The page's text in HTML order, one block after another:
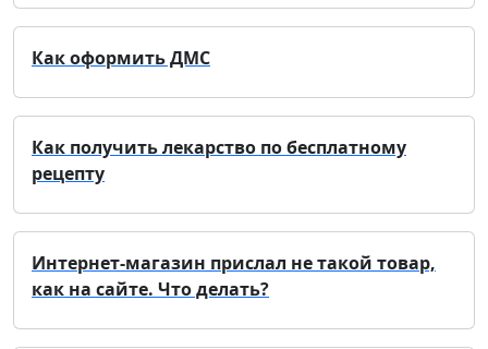
Как оформить ДМС
Как получить лекарство по бесплатному
рецепту
Интернет-магазин прислал не такой товар,
как на сайте. Что делать?